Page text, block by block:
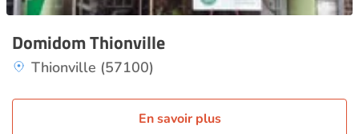
Domidom Thionville
Thionville (57100)
En savoir plus